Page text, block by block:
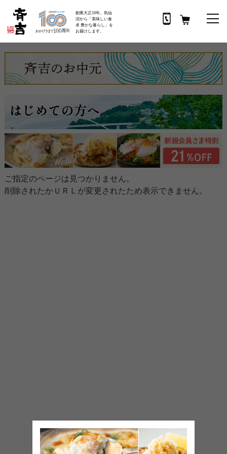
創業大正10年。気仙
沼から「美味しい食
卓 豊かな暮らし」を
お届けします。
ご指定のページは見つかりません。
削除されたかＵＲＬが変更されたため表示できません。